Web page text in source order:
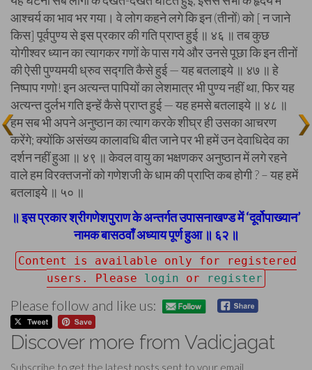
आश्चर्य का भाव भर गया। वे लोग कहने लगे कि इन (तीनों) को [ न जाने
किस] पूर्वपुण्य से इस प्रकार की गति प्राप्त हुई ॥ ४६ ॥ तब कुछ
योगीश्वर ध्यान का त्यागकर गणों के पास गये और उनसे पूछा कि इन तीनों
की ऐसी पुण्यमयी ध्रुव सद्गति कैसे हुई — यह बतलाइये ॥ ४७ ॥ हे
निष्पाप गणो! इन अत्यन्त पापियों का लेशमात्र भी पुण्य नहीं था, फिर यह
अत्यन्त दुर्लभ गति इन्हें कैसे प्राप्त हुई — यह हमसे बतलाइये ॥ ४८ ॥
हम सब भी अपने अनुष्ठान का त्याग करके शीघ्र ही उसका आचरण
करेंगे; क्योंकि असंख्य कालावधि बीत जाने पर भी हमें उन देवाधिदेव का
दर्शन नहीं हुआ ॥ ४९ ॥ केवल वायु का भक्षणकर अनुष्ठान में लगे रहने
वाले हम विरक्तजनों को गणेशजी के धाम की प्राप्ति कब होगी ? – यह हमें
बतलाइये ॥ ५० ॥
॥ इस प्रकार श्रीगणेशपुराण के अन्तर्गत उपासनाखण्ड में ‘दूर्वोपाख्यान’
नामक बासठवाँ अध्याय पूर्ण हुआ ॥ ६२ ॥
Content is available only for registered
users. Please login or register
Please follow and like us:
Discover more from Vadicjagat
Subscribe to get the latest posts sent to your email.